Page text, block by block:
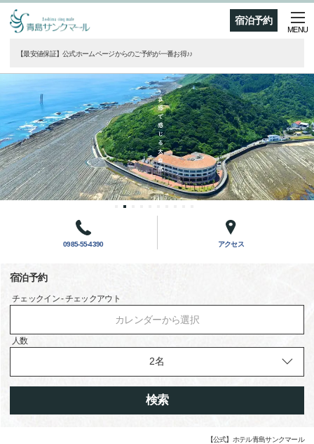
宿泊予約
MENU
【最安値保証】公式ホームページからのご予約が一番お得♪♪
0985-55-4390 アクセス
宿泊予約
チェックイン - チェックアウト
カレンダーから選択
人数
検索
【公式】ホテル青島サンクマール